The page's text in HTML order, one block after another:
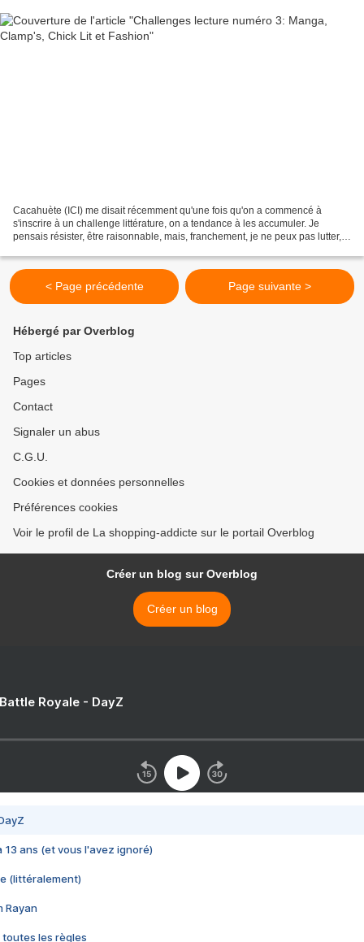
Cacahuète (ICI) me disait récemment qu'une fois qu'on a commencé à
s'inscrire à un challenge littérature, on a tendance à les accumuler. Je
pensais résister, être raisonnable, mais, franchement, je ne peux pas lutter,
< Page précédente Page suivante >
Hébergé par Overblog
Top articles
Pages
Contact
Signaler un abus
C.G.U.
Cookies et données personnelles
Préférences cookies
Voir le profil de La shopping-addicte sur le portail Overblog
Créer un blog sur Overblog
Créer un blog
Royale - DayZ
13 ans (et vous l'avez ignoré)
(littéralement)
Rayan
toutes les règles